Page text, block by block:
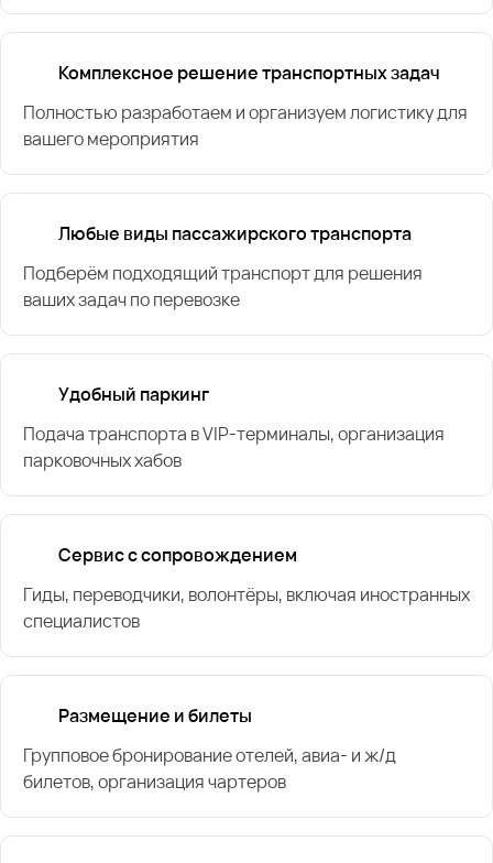
Комплексное решение транспортных задач
Полностью разработаем и организуем логистику для
вашего мероприятия
Любые виды пассажирского транспорта
Подберём подходящий транспорт для решения
ваших задач по перевозке
Удобный паркинг
Подача транспорта в VIP-терминалы, организация
парковочных хабов
Сервис с сопровождением
Гиды, переводчики, волонтёры, включая иностранных
специалистов
Размещение и билеты
Групповое бронирование отелей, авиа- и ж/д
билетов, организация чартеров